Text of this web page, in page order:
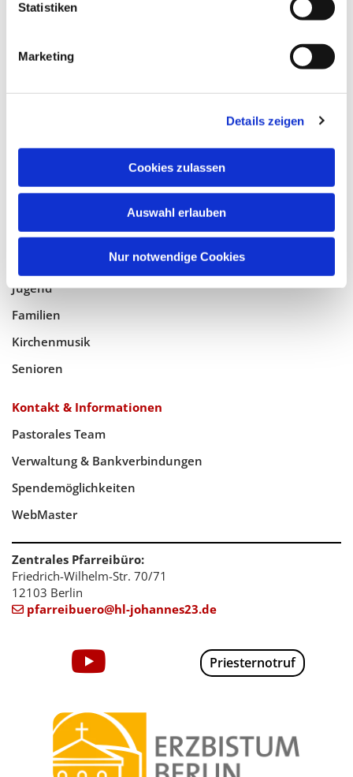
Statistiken
Marketing
Details zeigen
Cookies zulassen
Auswahl erlauben
Nur notwendige Cookies
Katholische Kirchengemeinde
Tempelhof-Buckow
Geistlicher Raum
Taufe, Kommunion & Trauung
Jugend
Familien
Kirchenmusik
Senioren
Kontakt & Informationen
Pastorales Team
Verwaltung & Bankverbindungen
Spendemöglichkeiten
WebMaster
Zentrales Pfarreibüro:
Friedrich-Wilhelm-Str. 70/71
12103 Berlin
 pfarreibuero@hl-johannes23.de
Priesternotruf